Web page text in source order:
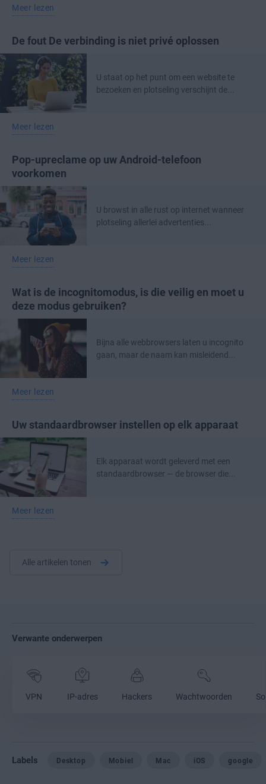
Meer lezen
De fout De verbinding is niet privé oplossen
U staat op het punt om een website te
bezoeken en plotseling verschijnt de...
Meer lezen
Pop-upreclame op uw Android-telefoon
voorkomen
U browst in alle rust op internet wanneer
plotseling allerlei advertenties...
Meer lezen
Wat is de incognitomodus, is die veilig en moet u
deze modus gebruiken?
Bijna alle webbrowsers laten u incognito
gaan, maar de naam kan misleidend...
Meer lezen
Uw standaardbrowser instellen op elk apparaat
Elk apparaat wordt geleverd met een
standaardbrowser — de browser die...
Meer lezen
Alle artikelen tonen
Verwante onderwerpen
VPN IP-adres Hackers Wachtwoorden
Labels Desktop Mobiel Mac iOS google